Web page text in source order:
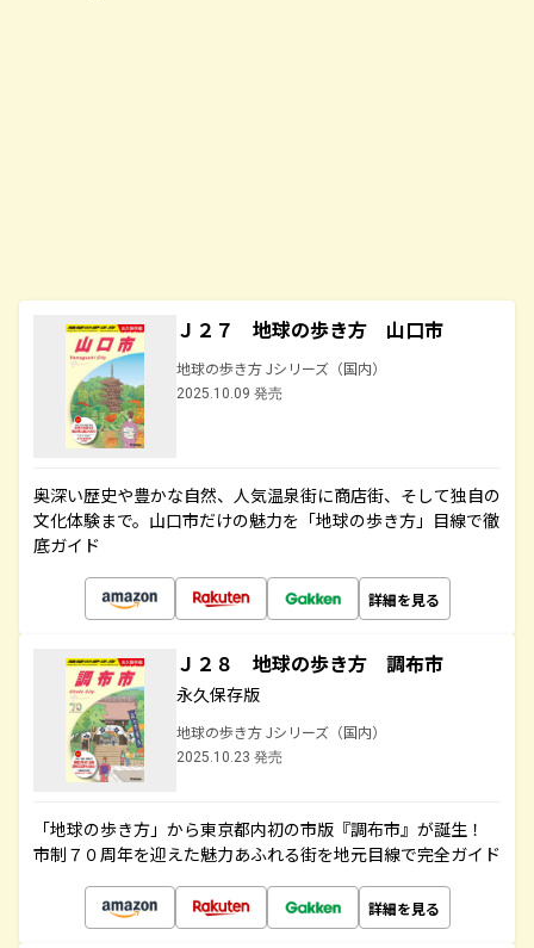
Ｊ２７ 地球の歩き方 山口市
地球の歩き方 Jシリーズ（国内）
2025.10.09 発売
奥深い歴史や豊かな自然、人気温泉街に商店街、そして独自の
文化体験まで。山口市だけの魅力を「地球の歩き方」目線で徹
底ガイド
詳細を見る
Ｊ２８ 地球の歩き方 調布市
永久保存版
地球の歩き方 Jシリーズ（国内）
2025.10.23 発売
「地球の歩き方」から東京都内初の市版『調布市』が誕生！
市制７０周年を迎えた魅力あふれる街を地元目線で完全ガイド
詳細を見る